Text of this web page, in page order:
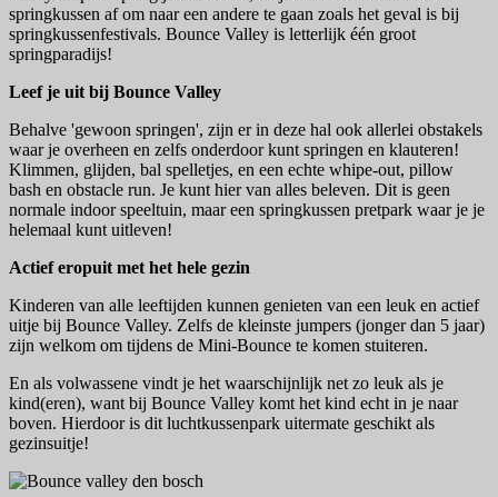
springkussen af om naar een andere te gaan zoals het geval is bij
springkussenfestivals. Bounce Valley is letterlijk één groot
springparadijs!
Leef je uit bij Bounce Valley
Behalve 'gewoon springen', zijn er in deze hal ook allerlei obstakels
waar je overheen en zelfs onderdoor kunt springen en klauteren!
Klimmen, glijden, bal spelletjes, en een echte whipe-out, pillow
bash en obstacle run. Je kunt hier van alles beleven. Dit is geen
normale indoor speeltuin, maar een springkussen pretpark waar je je
helemaal kunt uitleven!
Actief eropuit met het hele gezin
Kinderen van alle leeftijden kunnen genieten van een leuk en actief
uitje bij Bounce Valley. Zelfs de kleinste jumpers (jonger dan 5 jaar)
zijn welkom om tijdens de Mini-Bounce te komen stuiteren.
En als volwassene vindt je het waarschijnlijk net zo leuk als je
kind(eren), want bij Bounce Valley komt het kind echt in je naar
boven. Hierdoor is dit luchtkussenpark uitermate geschikt als
gezinsuitje!